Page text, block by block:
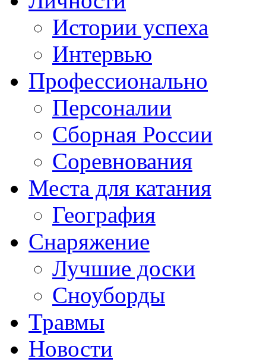
Истории успеха
Интервью
Профессионально
Персоналии
Сборная России
Соревнования
Места для катания
География
Снаряжение
Лучшие доски
Сноуборды
Травмы
Новости